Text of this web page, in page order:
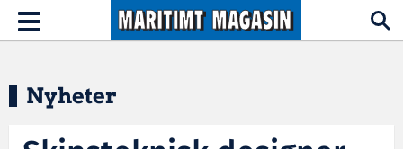
Hopp til hovedinnhold
Toggle
navigation
Nyheter